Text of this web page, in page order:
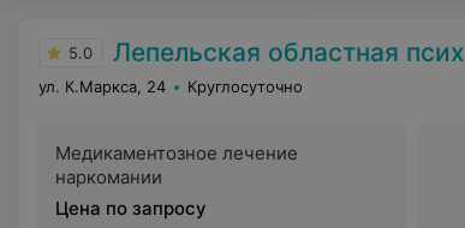
5.0 Лепельская областная
ул. К.Маркса, 24 Круглосуточно
Медикаментозное лечение
наркомании
Цена по запросу